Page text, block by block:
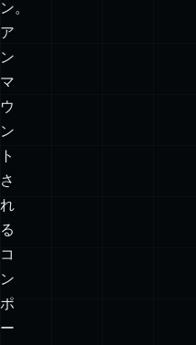
ー
セ
ッ
シ
ョ
ン。
ア
ン
マ
ウ
ン
ト
さ
れ